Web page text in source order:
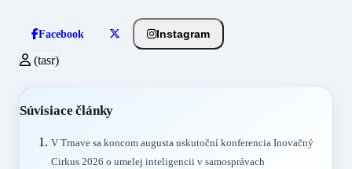
Facebook Instagram
(tasr)
Súvisiace články
V Trnave sa koncom augusta uskutoční konferencia Inovačný
Cirkus 2026 o umelej inteligencii v samosprávach